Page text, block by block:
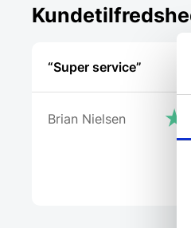
“Super service”
Brian Nielsen